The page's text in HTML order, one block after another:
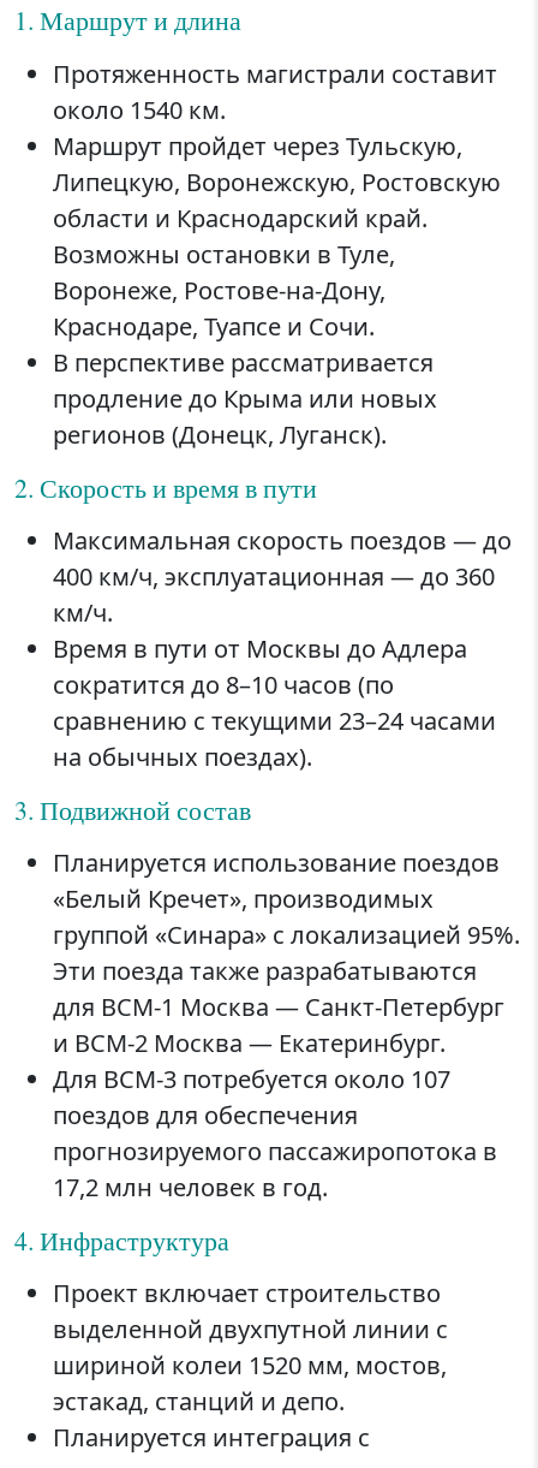
1. Маршрут и длина
Протяженность магистрали составит
около 1540 км.
Маршрут пройдет через Тульскую,
Липецкую, Воронежскую, Ростовскую
области и Краснодарский край.
Возможны остановки в Туле,
Воронеже, Ростове-на-Дону,
Краснодаре, Туапсе и Сочи.
В перспективе рассматривается
продление до Крыма или новых
регионов (Донецк, Луганск).
2. Скорость и время в пути
Максимальная скорость поездов — до
400 км/ч, эксплуатационная — до 360
км/ч.
Время в пути от Москвы до Адлера
сократится до 8–10 часов (по
сравнению с текущими 23–24 часами
на обычных поездах).
3. Подвижной состав
Планируется использование поездов
«Белый Кречет», производимых
группой «Синара» с локализацией 95%.
Эти поезда также разрабатываются
для ВСМ-1 Москва — Санкт-Петербург
и ВСМ-2 Москва — Екатеринбург.
Для ВСМ-3 потребуется около 107
поездов для обеспечения
прогнозируемого пассажиропотока в
17,2 млн человек в год.
4. Инфраструктура
Проект включает строительство
выделенной двухпутной линии с
шириной колеи 1520 мм, мостов,
эстакад, станций и депо.
Планируется интеграция с